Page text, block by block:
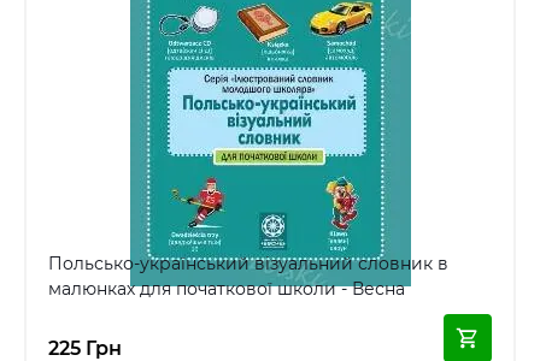
Польсько-український візуальний словник в
малюнках для початкової школи - Весна
225 Грн